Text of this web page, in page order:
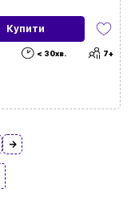
Купити
< 30хв. 7+
→